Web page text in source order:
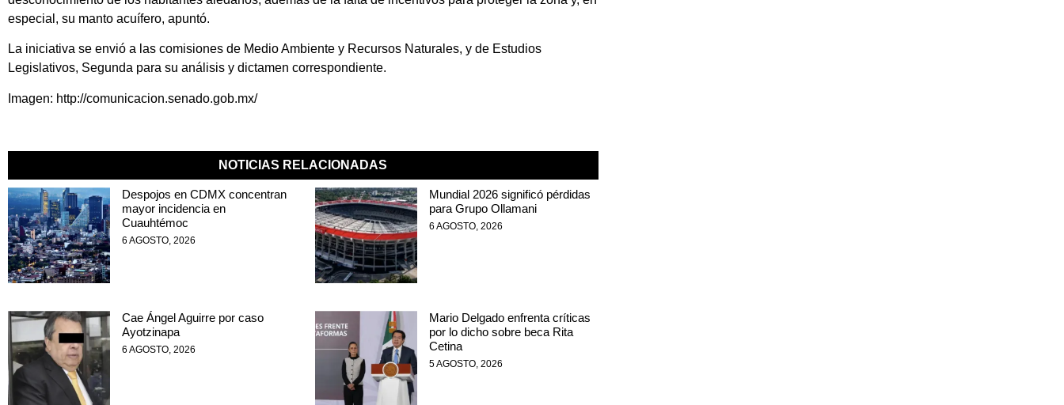
especial, su manto acuífero, apuntó.
La iniciativa se envió a las comisiones de Medio Ambiente y Recursos Naturales, y de Estudios
Legislativos, Segunda para su análisis y dictamen correspondiente.
Imagen: http://comunicacion.senado.gob.mx/
NOTICIAS RELACIONADAS
Despojos en CDMX concentran
mayor incidencia en
Cuauhtémoc
6 AGOSTO, 2026
Mundial 2026 significó pérdidas
para Grupo Ollamani
6 AGOSTO, 2026
Cae Ángel Aguirre por caso
Ayotzinapa
6 AGOSTO, 2026
Mario Delgado enfrenta críticas
por lo dicho sobre beca Rita
Cetina
5 AGOSTO, 2026